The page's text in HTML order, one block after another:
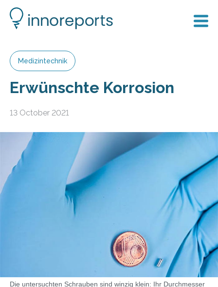
Medizintechnik
Erwünschte Korrosion
13 October 2021
Die untersuchten Schrauben sind winzig klein: Ihr Durchmesser